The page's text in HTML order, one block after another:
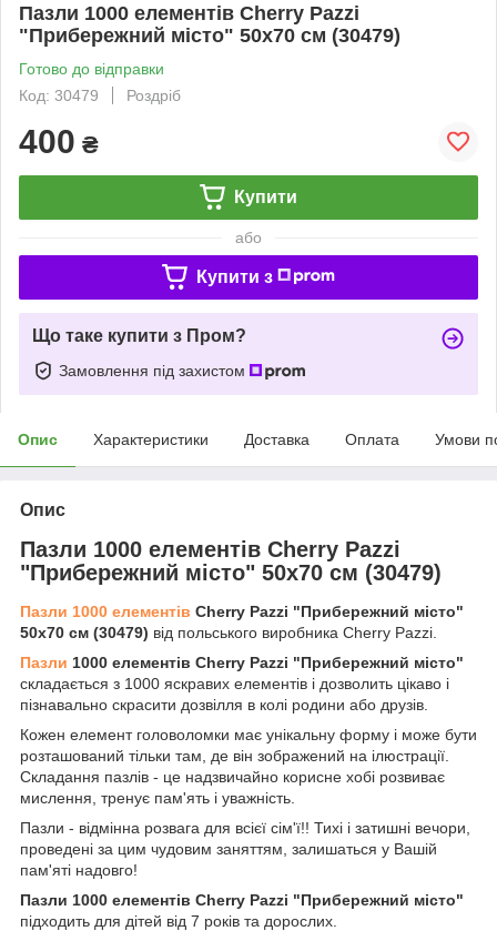
Пазли 1000 елементів Cherry Pazzi
"Прибережний місто" 50х70 см (30479)
Готово до відправки
Код: 30479
Роздріб
400 ₴
Купити
або
Купити з
Що таке купити з Пром?
Замовлення під захистом
Опис Характеристики Доставка Оплата Умови
Опис
Пазли 1000 елементів Cherry Pazzi
"Прибережний місто" 50х70 см (30479)
Пазли 1000 елементів Cherry Pazzi "Прибережний місто"
50х70 см (30479) від польського виробника Cherry Pazzi.
Пазли 1000 елементів Cherry Pazzi "Прибережний місто"
складається з 1000 яскравих елементів і дозволить цікаво і
пізнавально скрасити дозвілля в колі родини або друзів.
Кожен елемент головоломки має унікальну форму і може бути
розташований тільки там, де він зображений на ілюстрації.
Складання пазлів - це надзвичайно корисне хобі розвиває
мислення, тренує пам'ять і уважність.
Пазли - відмінна розвага для всієї сім'ї!! Тихі і затишні вечори,
проведені за цим чудовим заняттям, залишаться у Вашій
пам'яті надовго!
Пазли 1000 елементів Cherry Pazzi "Прибережний місто"
підходить для дітей від 7 років та дорослих.